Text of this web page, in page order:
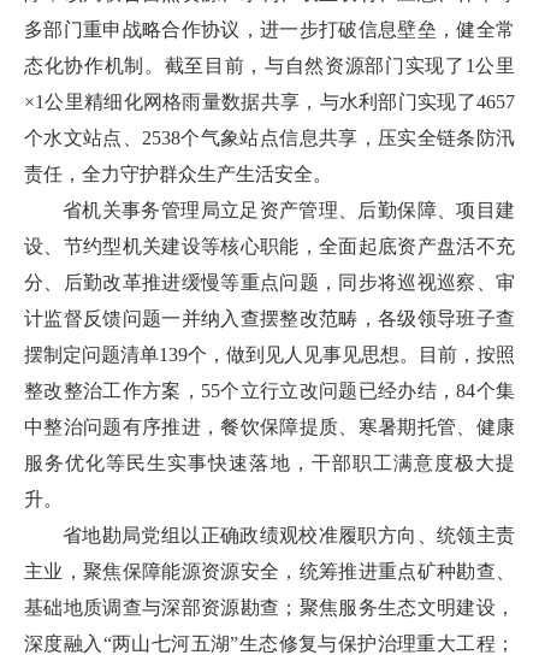
多部门重申战略合作协议，进一步打破信息壁垒，健全常
态化协作机制。截至目前，与自然资源部门实现了1公里
×1公里精细化网格雨量数据共享，与水利部门实现了4657
个水文站点、2538个气象站点信息共享，压实全链条防汛
责任，全力守护群众生产生活安全。
省机关事务管理局立足资产管理、后勤保障、项目建
设、节约型机关建设等核心职能，全面起底资产盘活不充
分、后勤改革推进缓慢等重点问题，同步将巡视巡察、审
计监督反馈问题一并纳入查摆整改范畴，各级领导班子查
摆制定问题清单139个，做到见人见事见思想。目前，按照
整改整治工作方案，55个立行立改问题已经办结，84个集
中整治问题有序推进，餐饮保障提质、寒暑期托管、健康
服务优化等民生实事快速落地，干部职工满意度极大提
升。
省地勘局党组以正确政绩观校准履职方向、统领主责
主业，聚焦保障能源资源安全，统筹推进重点矿种勘查、
基础地质调查与深部资源勘查；聚焦服务生态文明建设，
深度融入“两山七河五湖”生态修复与保护治理重大工程；